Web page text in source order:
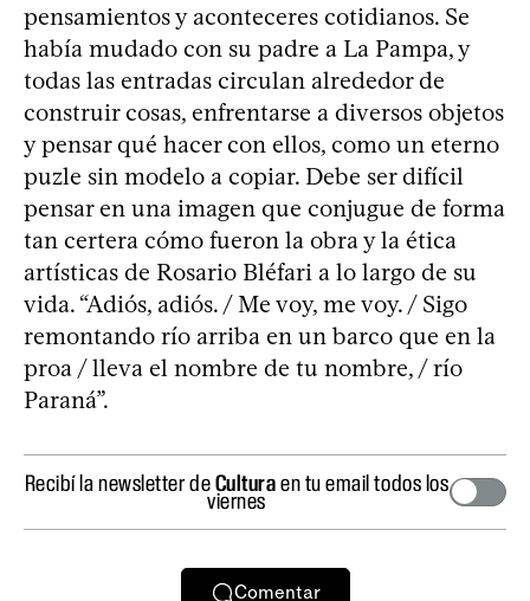
pensamientos y aconteceres cotidianos. Se
había mudado con su padre a La Pampa, y
todas las entradas circulan alrededor de
construir cosas, enfrentarse a diversos objetos
y pensar qué hacer con ellos, como un eterno
puzle sin modelo a copiar. Debe ser difícil
pensar en una imagen que conjugue de forma
tan certera cómo fueron la obra y la ética
artísticas de Rosario Bléfari a lo largo de su
vida. “Adiós, adiós. / Me voy, me voy. / Sigo
remontando río arriba en un barco que en la
proa / lleva el nombre de tu nombre, / río
Paraná”.
Recibí la newsletter deCulturaen tu email todos los
viernes
Comentar